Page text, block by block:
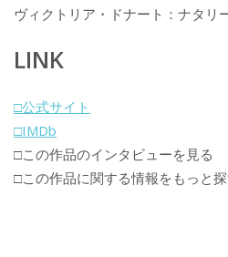
ヴィクトリア・ドナート：ナタリ
LINK
□公式サイト
□IMDb
□この作品のインタビューを見る
□この作品に関する情報をもっと